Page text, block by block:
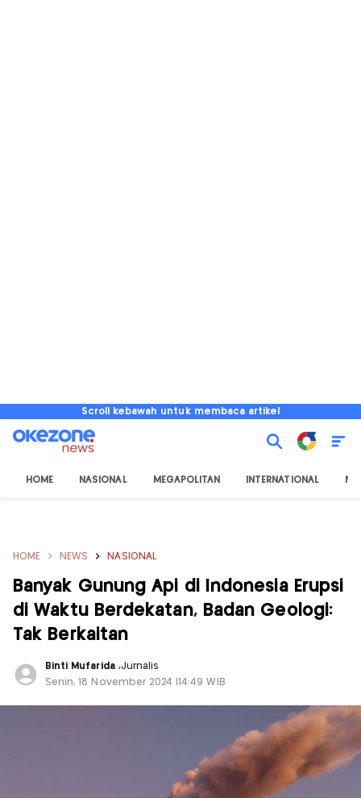
Scroll kebawah untuk membaca artikel
HOME NASIONAL MEGAPOLITAN INTERNATIONAL
HOME NEWS NASIONAL
Banyak Gunung Api di Indonesia Erupsi
di Waktu Berdekatan, Badan Geologi:
Tak Berkaitan
Binti Mufarida ,Jurnalis
Senin, 18 November 2024 |14:49 WIB